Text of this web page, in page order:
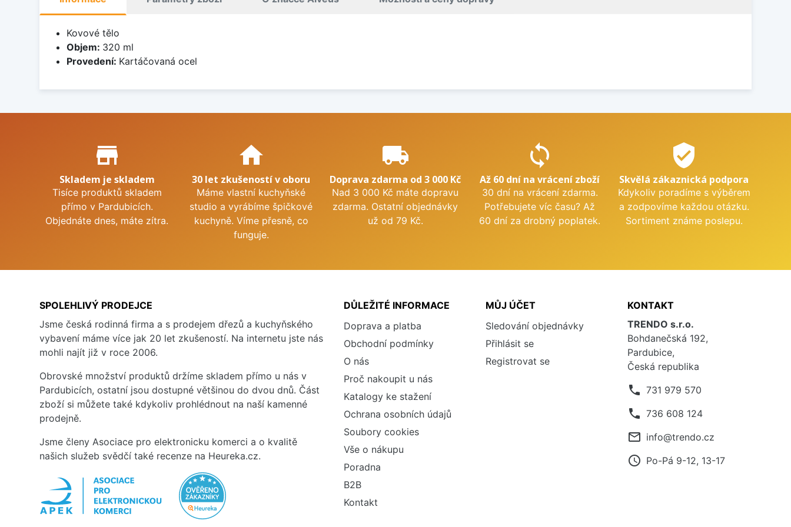
Kovové tělo
Objem: 320 ml
Provedení: Kartáčovaná ocel
Proč nakupovat u nás?
store_mall_directory
Skladem je skladem
Tisíce produktů skladem
přímo v Pardubicích.
Objednáte dnes, máte zítra.
home
30 let zkušeností v oboru
Máme vlastní kuchyňské
studio a vyrábíme špičkové
kuchyně. Víme přesně, co
funguje.
local_shipping
Doprava zdarma od 3 000 Kč
Nad 3 000 Kč máte dopravu
zdarma. Ostatní objednávky
už od 79 Kč.
sync
Až 60 dní na vrácení zboží
30 dní na vrácení zdarma.
Potřebujete víc času? Až
60 dní za drobný poplatek.
verified_user
Skvělá zákaznická podpora
Kdykoliv poradíme s výběrem
a zodpovíme každou otázku.
Sortiment známe poslepu.
SPOLEHLIVÝ PRODEJCE
Jsme česká rodinná firma a s prodejem dřezů a kuchyňského
vybavení máme více jak 20 let zkušeností. Na internetu jste nás
mohli najít již v roce 2006.
Obrovské množství produktů držíme skladem přímo u nás v
Pardubicích, ostatní jsou dostupné většinou do dvou dnů. Část
zboží si můžete také kdykoliv prohlédnout na naší kamenné
prodejně.
Jsme členy Asociace pro elektronicku komerci a o kvalitě
našich služeb svědčí také recenze na Heureka.cz.
DŮLEŽITÉ INFORMACE
Doprava a platba
Obchodní podmínky
O nás
Proč nakoupit u nás
Katalogy ke stažení
Ochrana osobních údajů
Soubory cookies
Vše o nákupu
Poradna
B2B
Kontakt
MŮJ ÚČET
Sledování objednávky
Přihlásit se
Registrovat se
KONTAKT
TRENDO s.r.o.
Bohdanečská 192,
Pardubice,
Česká republika
phone 731 979 570
phone 736 608 124
mail_outline info@trendo.cz
access_time Po-Pá 9-12, 13-17